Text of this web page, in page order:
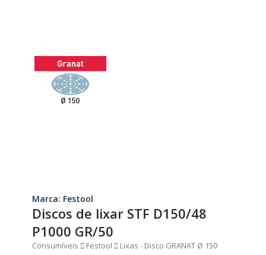
Marca: Festool
Discos de lixar STF D150/48
P1000 GR/50
Consumíveis Festool
Lixas - Disco GRANAT Ø 150